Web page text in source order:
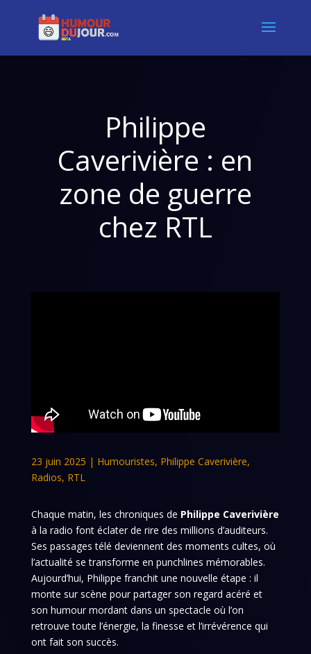
Philippe
Caverivière : en
zone de guerre
chez RTL
23 juin 2025 | Humouristes, Philippe Caverivière,
Radios, RTL
Chaque matin, les chroniques de Philippe Caverivière
à la radio font éclater de rire des millions d’auditeurs.
Ses passages télé deviennent des moments cultes, où
l’actualité se transforme en punchlines mémorables.
Aujourd’hui, Philippe franchit une nouvelle étape : il
monte sur scène pour partager son regard acéré et
son humour mordant dans un spectacle où l’on
retrouve toute l’énergie, la finesse et l’irrévérence qui
ont fait son succès.